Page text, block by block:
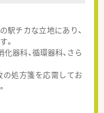
チカな立地にあり、
。
器科、循環器科、さら
処方箋を応需してお